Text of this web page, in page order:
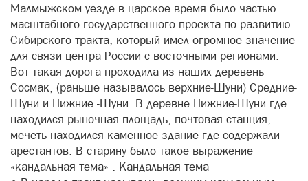
Малмыжском уезде в царское время было частью
масштабного государственного проекта по развитию
Сибирского тракта, который имел огромное значение
для связи центра России с восточными регионами.
Вот такая дорога проходила из наших деревень
Сосмак, (раньше называлось верхние-Шуни) Средние-
Шуни и Нижние -Шуни. В деревне Нижние-Шуни где
находился рыночная площадь, почтовая станция,
мечеть находился каменное здание где содержали
арестантов. В старину было такое выражение
«кандальная тема» . Кандальная тема